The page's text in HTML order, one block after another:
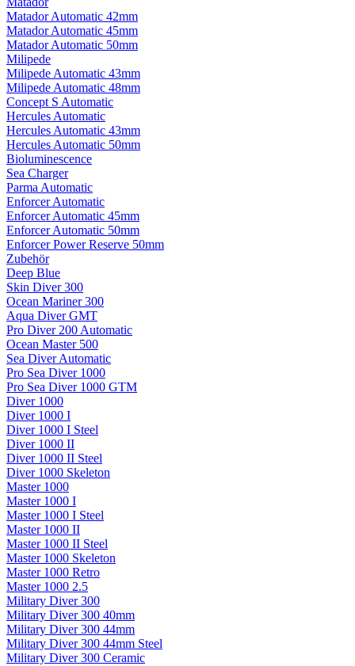
Matador Automatic 42mm
Matador Automatic 45mm
Matador Automatic 50mm
Milipede
Milipede Automatic 43mm
Milipede Automatic 48mm
Concept S Automatic
Hercules Automatic
Hercules Automatic 43mm
Hercules Automatic 50mm
Bioluminescence
Sea Charger
Parma Automatic
Enforcer Automatic
Enforcer Automatic 45mm
Enforcer Automatic 50mm
Enforcer Power Reserve 50mm
Zubehör
Deep Blue
Skin Diver 300
Ocean Mariner 300
Aqua Diver GMT
Pro Diver 200 Automatic
Ocean Master 500
Sea Diver Automatic
Pro Sea Diver 1000
Pro Sea Diver 1000 GTM
Diver 1000
Diver 1000 I
Diver 1000 I Steel
Diver 1000 II
Diver 1000 II Steel
Diver 1000 Skeleton
Master 1000
Master 1000 I
Master 1000 I Steel
Master 1000 II
Master 1000 II Steel
Master 1000 Skeleton
Master 1000 Retro
Master 1000 2.5
Military Diver 300
Military Diver 300 40mm
Military Diver 300 44mm
Military Diver 300 44mm Steel
Military Diver 300 Ceramic